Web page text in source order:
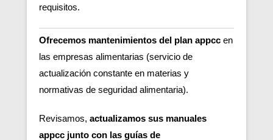
requisitos.
Ofrecemos mantenimientos del plan appcc en
las empresas alimentarias (servicio de
actualización constante en materias y
normativas de seguridad alimentaria).
Revisamos, actualizamos sus manuales
appcc junto con las guías de